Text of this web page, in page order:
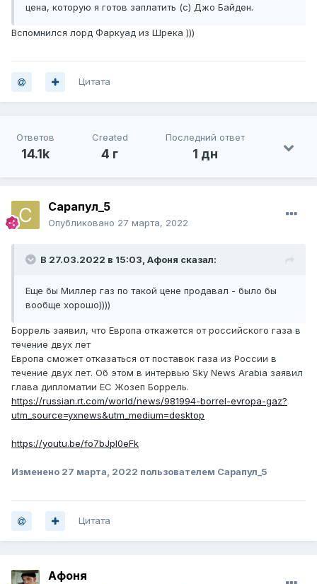
цена, которую я готов заплатить (с) Джо Байден.
Вспомнился лорд Фаркуад из Шрека )))
Цитата
Ответов
14.1k
Created
4 г
Последний ответ
1 дн
Сарапул_5
Опубликовано 27 марта, 2022
В 27.03.2022 в 15:03, Афоня сказал:
Еще бы Миллер газ по такой цене продавал - было бы
вообще хорошо))))
Боррель заявил, что Европа откажется от российского газа в
течение двух лет
Европа сможет отказаться от поставок газа из России в
течение двух лет. Об этом в интервью Sky News Arabia заявил
глава дипломатии ЕС Жозеп Боррель.
https://russian.rt.com/world/news/981994-borrel-evropa-gaz?
utm_source=yxnews&utm_medium=desktop
https://youtu.be/fo7bJpI0eFk
Изменено 27 марта, 2022 пользователем Сарапул_5
Цитата
Афоня